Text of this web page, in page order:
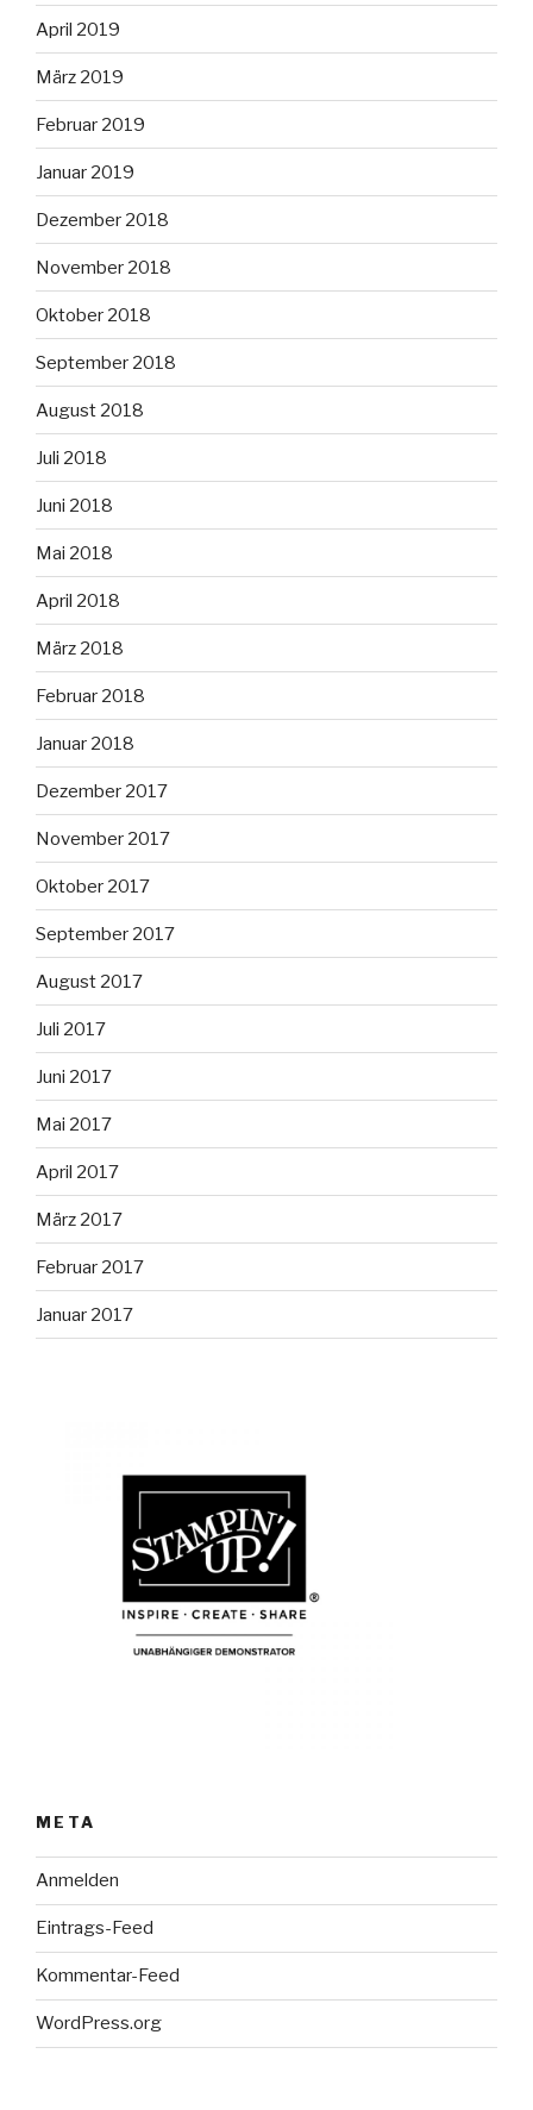
April 2019
März 2019
Februar 2019
Januar 2019
Dezember 2018
November 2018
Oktober 2018
September 2018
August 2018
Juli 2018
Juni 2018
Mai 2018
April 2018
März 2018
Februar 2018
Januar 2018
Dezember 2017
November 2017
Oktober 2017
September 2017
August 2017
Juli 2017
Juni 2017
Mai 2017
April 2017
März 2017
Februar 2017
Januar 2017
META
Anmelden
Eintrags-Feed
Kommentar-Feed
WordPress.org